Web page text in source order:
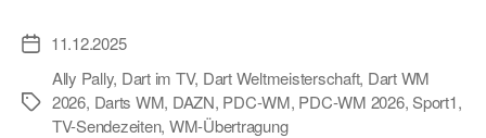
Veröffentlichungsdatum
11.12.2025
Schlagwörter
Ally Pally, Dart im TV, Dart Weltmeisterschaft, Dart WM
2026, Darts WM, DAZN, PDC-WM, PDC-WM 2026,Sport1,
TV-Sendezeiten, WM-Übertragung